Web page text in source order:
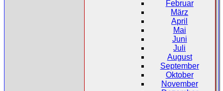
Februar
März
April
Mai
Juni
Juli
August
September
Oktober
November